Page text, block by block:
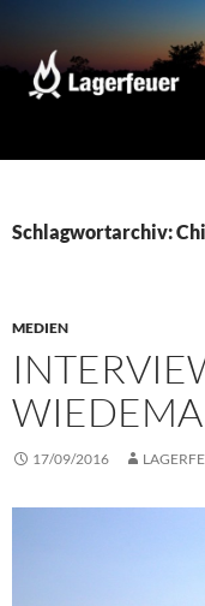
springen
Schlagwortarchiv:
MEDIEN
17/09/2016